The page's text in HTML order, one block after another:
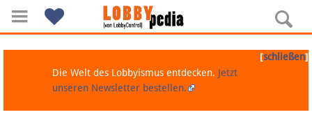
[schließen]
Die Welt des Lobbyismus entdecken. Jetzt
unseren Newsletter bestellen.